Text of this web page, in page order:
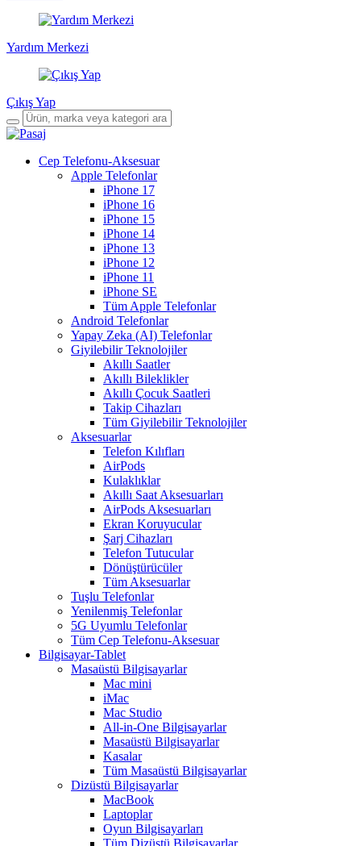
Yardım Merkezi
Çıkış Yap
Cep Telefonu-Aksesuar
Apple Telefonlar
iPhone 17
iPhone 16
iPhone 15
iPhone 14
iPhone 13
iPhone 12
iPhone 11
iPhone SE
Tüm Apple Telefonlar
Android Telefonlar
Yapay Zeka (AI) Telefonlar
Giyilebilir Teknolojiler
Akıllı Saatler
Akıllı Bileklikler
Akıllı Çocuk Saatleri
Takip Cihazları
Tüm Giyilebilir Teknolojiler
Aksesuarlar
Telefon Kılıfları
AirPods
Kulaklıklar
Akıllı Saat Aksesuarları
AirPods Aksesuarları
Ekran Koruyucular
Şarj Cihazları
Telefon Tutucular
Dönüştürücüler
Tüm Aksesuarlar
Tuşlu Telefonlar
Yenilenmiş Telefonlar
5G Uyumlu Telefonlar
Tüm Cep Telefonu-Aksesuar
Bilgisayar-Tablet
Masaüstü Bilgisayarlar
Mac mini
iMac
Mac Studio
All-in-One Bilgisayarlar
Masaüstü Bilgisayarlar
Kasalar
Tüm Masaüstü Bilgisayarlar
Dizüstü Bilgisayarlar
MacBook
Laptoplar
Oyun Bilgisayarları
Tüm Dizüstü Bilgisayarlar